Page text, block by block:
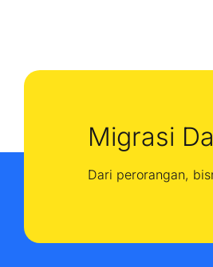
Migrasi
Dari perorangan,